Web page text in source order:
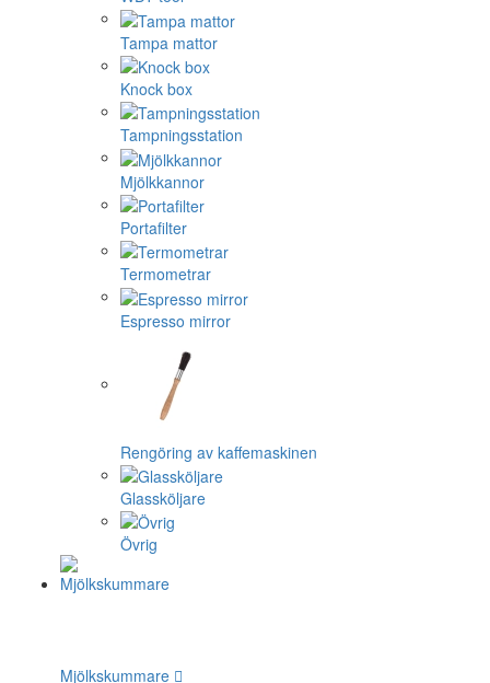
Tampa mattor
Knock box
Tampningsstation
Mjölkkannor
Portafilter
Termometrar
Espresso mirror
Rengöring av kaffemaskinen
Glassköljare
Övrig
Mjölkskummare